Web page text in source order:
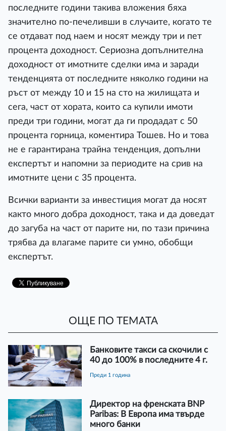
последните години такива вложения бяха
значително по-печеливши в случаите, когато те
се отдават под наем и носят между три и пет
процента доходност. Сериозна допълнителна
доходност от имотните сделки има и заради
тенденцията от последните няколко години на
ръст от между 10 и 15 на сто на жилищата и
сега, част от хората, които са купили имоти
преди три години, могат да ги продадат с 50
процента горница, коментира Тошев. Но и това
не е гарантирана трайна тенденция, допълни
експертът и напомни за периодите на срив на
имотните цени с 35 процента.
Всички варианти за инвестиция могат да носят
както много добра доходност, така и да доведат
до загуба на част от парите ни, по тази причина
трябва да влагаме парите си умно, обобщи
експертът.
ОЩЕ ПО ТЕМАТА
Банковите такси са скочили с
40 до 100% в последните 4 г.
преди 1 година
Директор на френската BNP
Paribas: В Европа има твърде
много банки